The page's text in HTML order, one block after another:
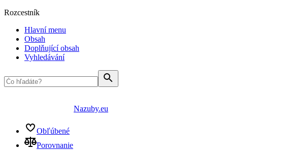
Rozcestník
Hlavní menu
Obsah
Doplňující obsah
Vyhledávání
Nazuby.eu
Obľúbené
Porovnanie